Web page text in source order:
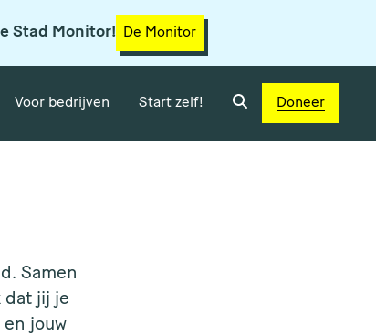
Stad Monitor! De Monitor
Voor bedrijven Start zelf! Doneer
Samen
dat jij je
en jouw